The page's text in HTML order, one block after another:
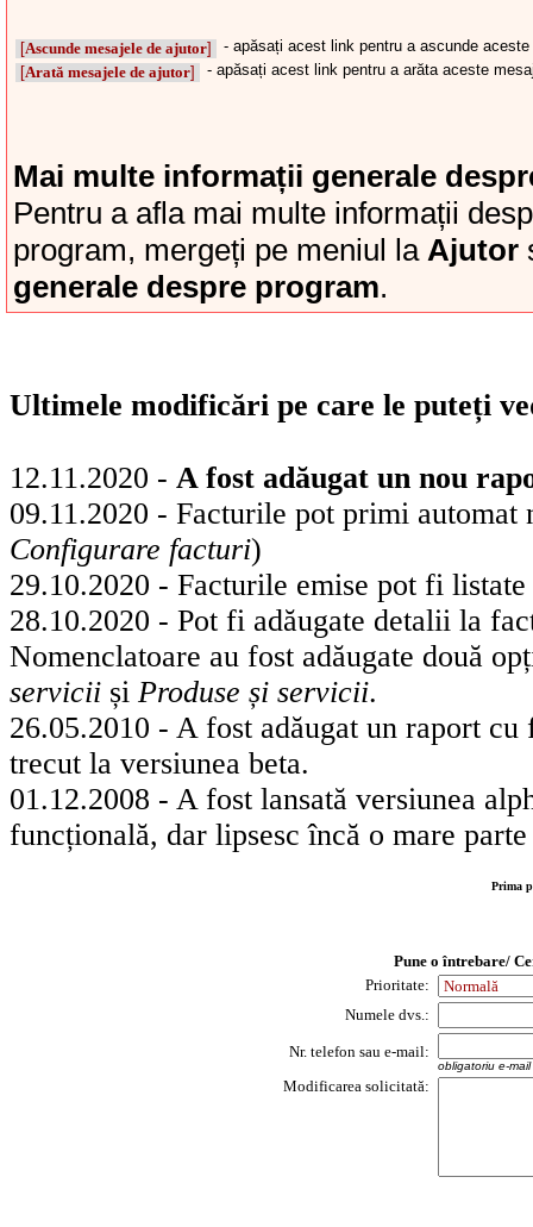
[Ascunde mesajele de ajutor]
- apăsați acest link pentru a ascunde
[Arată mesajele de ajutor] - apăsați acest link pentru a arăta aceste
Mai multe informații generale
Pentru a afla mai multe informații
program, mergeți pe meniul la Ajutor
generale despre program.
Ultimele modificări pe care le puteți
12.11.2020 - A fost adăugat un nou
09.11.2020 - Facturile pot primi
Configurare facturi)
29.10.2020 - Facturile emise pot fi
28.10.2020 - Pot fi adăugate detalii la
Nomenclatoare au fost adăugate două
servicii și Produse și servicii.
26.05.2010 - A fost adăugat un raport
trecut la versiunea beta.
01.12.2008 - A fost lansată versiunea
funcțională, dar lipsesc încă o mare
Prima
Pune o întrebare/
Prioritate:
Numele dvs.:
Nr. telefon sau e-mail:
obligatoriu e-
Modificarea solicitată: